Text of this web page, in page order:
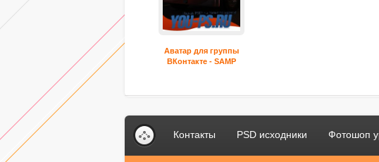
Аватар для группы
ВКонтакте - SAMP
Контакты PSD исходники Фотошоп